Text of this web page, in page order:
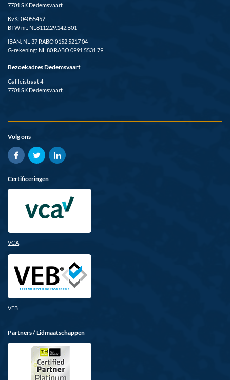
7701 SK Dedemsvaart
KvK: 04055452
BTW nr.: NL8112.29.142.B01
IBAN: NL 37 RABO 0152 5217 04
G-rekening: NL 80 RABO 0991 5531 79
Bezoekadres Dedemsvaart
Galileistraat 4
7701 SK Dedemsvaart
Volg ons
Certificeringen
VCA
VEB
Partners / Lidmaatschappen